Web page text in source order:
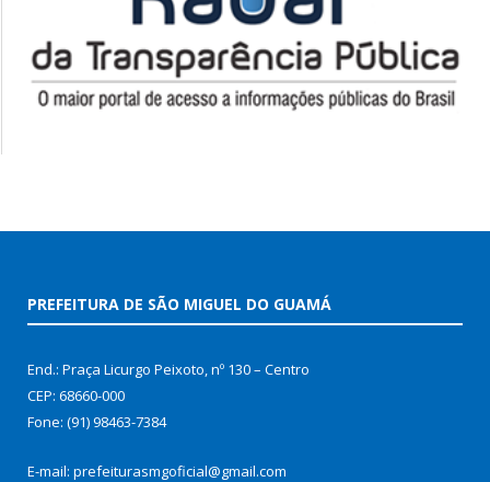
PREFEITURA DE SÃO MIGUEL DO GUAMÁ
End.: Praça Licurgo Peixoto, nº 130 – Centro
CEP: 68660-000
Fone: (91) 98463-7384
E-mail: prefeiturasmgoficial@gmail.com